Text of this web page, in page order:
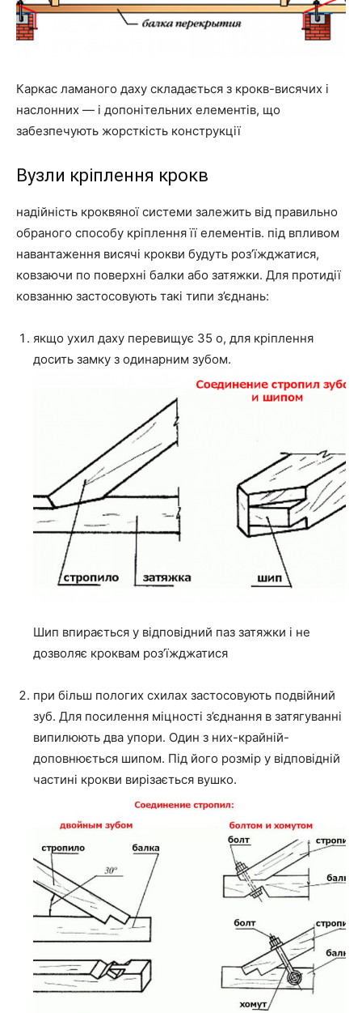
Каркас ламаного даху складається з крокв-висячих і
наслонних — і допонітельних елементів, що
забезпечують жорсткість конструкції
Вузли кріплення крокв
надійність кроквяної системи залежить від правильно
обраного способу кріплення її елементів. під впливом
навантаження висячі крокви будуть роз’їжджатися,
ковзаючи по поверхні балки або затяжки. Для протидії
ковзанню застосовують такі типи з’єднань:
якщо ухил даху перевищує 35 o, для кріплення
досить замку з одинарним зубом.
Шип впирається у відповідний паз затяжки і не
дозволяє кроквам роз’їжджатися
при більш пологих схилах застосовують подвійний
зуб. Для посилення міцності з’єднання в затягуванні
випилюють два упори. Один з них-крайній-
доповнюється шипом. Під його розмір у відповідній
частині крокви вирізається вушко.